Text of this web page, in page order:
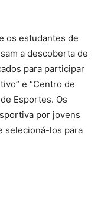
os estudantes de
a descoberta de
para participar
e “Centro de
Esportes. Os
por jovens
selecioná-los para